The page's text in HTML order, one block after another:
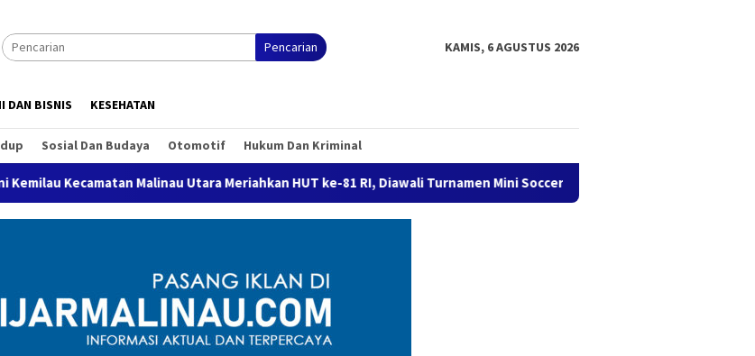
Pencarian KAMIS, 6 AGUSTUS 2026
DAN BISNIS KESEHATAN
Sosial Dan Budaya Otomotif Hukum Dan Kriminal
Malinau Utara Meriahkan HUT ke-81 RI, Diawali Turnamen Mini Soccer hingga Karnaval Budaya